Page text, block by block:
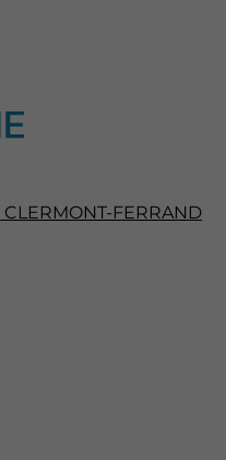
CLERMONT-FERRAND